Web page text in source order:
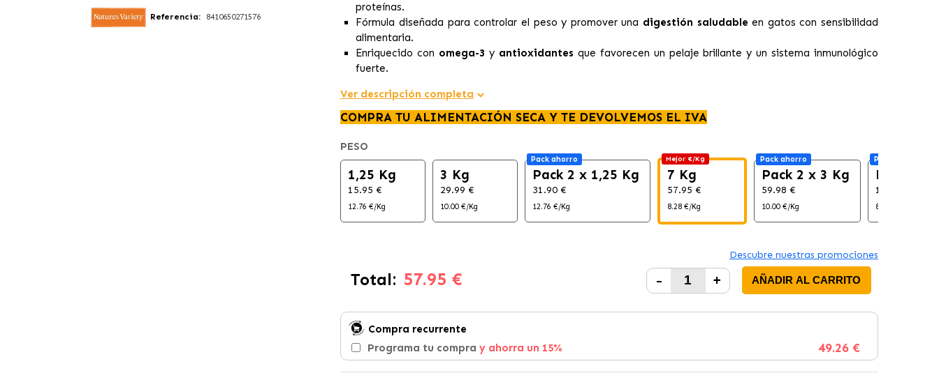
Referencia: 8410650271576
proteínas.
Fórmula diseñada para controlar el peso y promover una digestión saludable en gatos con sensibilidad
alimentaria.
Enriquecido con omega-3 y antioxidantes que favorecen un pelaje brillante y un sistema inmunológico
fuerte.
Ver descripción completa
COMPRA TU ALIMENTACIÓN SECA Y TE DEVOLVEMOS EL IVA
PESO
1,25 Kg
15.95 €
12.76 €/Kg
3 Kg
29.99 €
10.00 €/Kg
Pack ahorro
Pack 2 x 1,25 Kg
31.90 €
12.76 €/Kg
Mejor €/Kg
7 Kg
57.95 €
8.28 €/Kg
Pack ahorro
Pack 2 x 3 Kg
59.98 €
10.00 €/Kg
Pack ahorro
Pack 2 x
115.90 €
8.28 €/Kg
Descubre nuestras promociones
Total: 57.95 € - + AÑADIR AL CARRITO
Compra recurrente
Programa tu compra y ahorra un 15% 49.26 €